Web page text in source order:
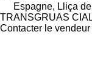
Espagne, Lliça
TRANSGRUAS
Contacter le vendeur